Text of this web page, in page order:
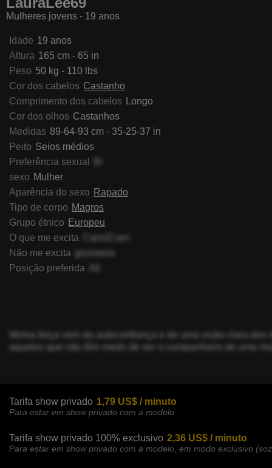
Mulheres jovens - 19 anos
Idade 19 anos
Altura 165 cm - 65 in
Peso 50 kg - 110 lbs
Cor dos cabelos Castanho
Comprimento dos cabelos Longo
Cor dos olhos Castanhos
Medidas 89-64-93 cm - 35-25-37 in
Peito Seios médios
Preferência sexual
sexo Mulher
Aparência do sexo Rapado
Tipo de corpo Magros
Grupo étnico Europeu
O que me excita
Cam2Cam
Não me excita grosseria
Posição preferida
Minha força vem da autoconfiança e de uma visão clara
aqueles que não têm medo de ser o companheiro de uma
Tarifa show privado 1,79 US$ / minuto
Para estar em show privado com a modelo
Tarifa show privado 100% exclusivo 2,36 US$ / minuto
Para estar em show privado com a modelo, em modo exclusivo